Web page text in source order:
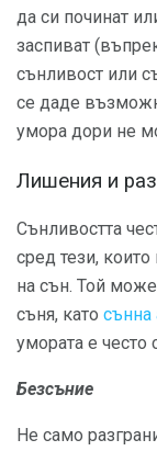
да си починат
заспиват
сънливост или
се даде
умора дори не
Лишения и
Сънливостта
сред тези,
на сън. Той
съня, като сънна
умората е често
Безсъние
Не само